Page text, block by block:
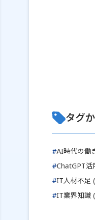
タグ
#AI時代の働
#ChatGPT活
#IT人材不足
#IT業界知識